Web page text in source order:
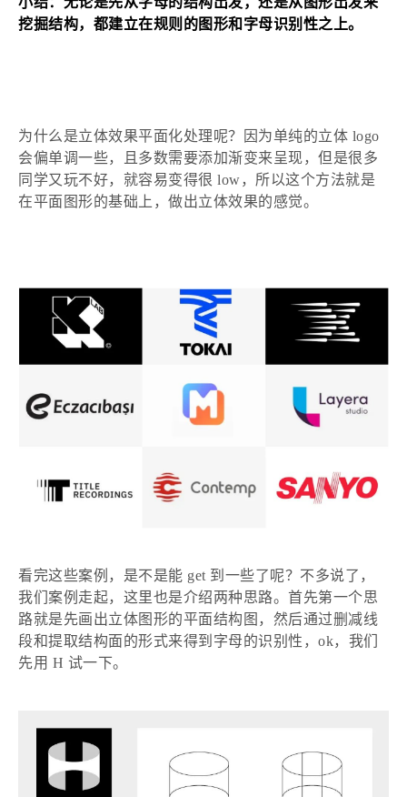
挖掘结构，都建立在规则的图形和字母识别性之上。
为什么是立体效果平面化处理呢？因为单纯的立体 logo
会偏单调一些，且多数需要添加渐变来呈现，但是很多
同学又玩不好，就容易变得很 low，所以这个方法就是
在平面图形的基础上，做出立体效果的感觉。
看完这些案例，是不是能 get 到一些了呢？不多说了，
我们案例走起，这里也是介绍两种思路。首先第一个思
路就是先画出立体图形的平面结构图，然后通过删减线
段和提取结构面的形式来得到字母的识别性，ok，我们
先用 H 试一下。